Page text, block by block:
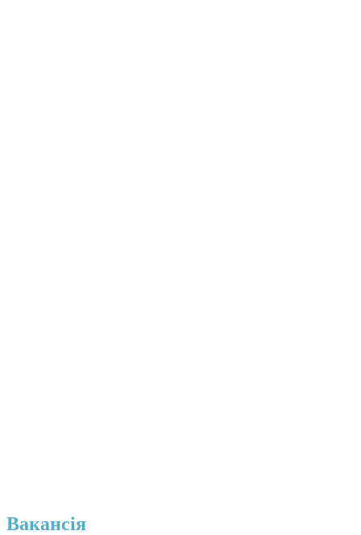
Вакансія